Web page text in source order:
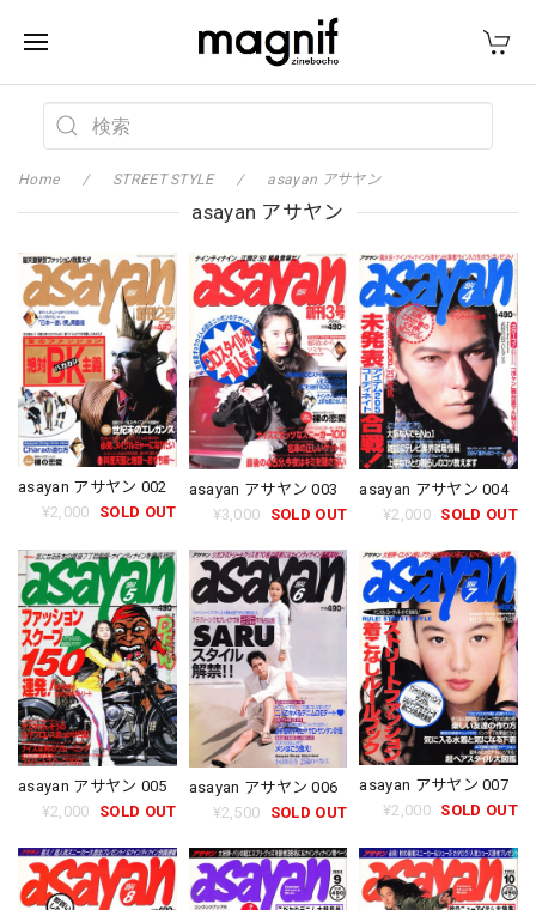
Home STREET STYLE asayan アサヤン
asayan アサヤン
asayan アサヤン 002
¥2,000
SOLD OUT
asayan アサヤン 003
¥3,000
SOLD OUT
asayan アサヤン 004
¥2,000 SOLD OUT
asayan アサヤン 005
¥2,000
SOLD OUT
asayan アサヤン 006
¥2,500
SOLD OUT
asayan アサヤン 007
¥2,000 SOLD OUT